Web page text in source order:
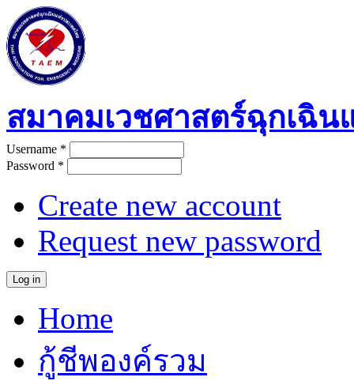
Skip to main content
สมาคมเวชศาสตร์ฉุกเฉิน
User login
Username *
Password *
Create new account
Request new password
Main menu
Home
กู้ชีพองค์รวม